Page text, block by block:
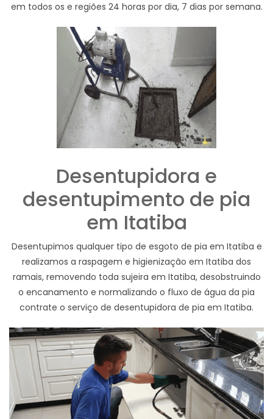
em todos os e regiões 24 horas por dia, 7 dias por semana.
Desentupidora e
desentupimento de pia
em Itatiba
Desentupimos qualquer tipo de esgoto de pia em Itatiba e
realizamos a raspagem e higienização em Itatiba dos
ramais, removendo toda sujeira em Itatiba, desobstruindo
o encanamento e normalizando o fluxo de água da pia
contrate o serviço de desentupidora de pia em Itatiba.